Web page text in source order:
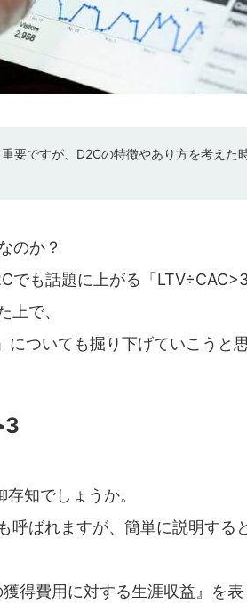
要ですが、D2Cの特徴やあり方を考えた
のか？
でも話題に上がる「
上で、
についても掘り下げていこうと
知でしょうか。
呼ばれますが、簡単に説明する
獲得費用に対する生涯収益』を